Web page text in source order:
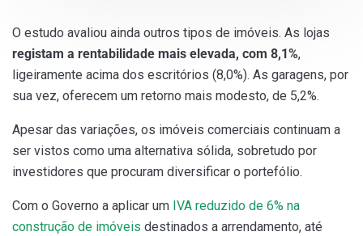
O estudo avaliou ainda outros tipos de imóveis. As lojas
registam a rentabilidade mais elevada, com 8,1%,
ligeiramente acima dos escritórios (8,0%). As garagens, por
sua vez, oferecem um retorno mais modesto, de 5,2%.
Apesar das variações, os imóveis comerciais continuam a
ser vistos como uma alternativa sólida, sobretudo por
investidores que procuram diversificar o portefólio.
Com o Governo a aplicar um IVA reduzido de 6% na
construção de imóveis destinados a arrendamento, até